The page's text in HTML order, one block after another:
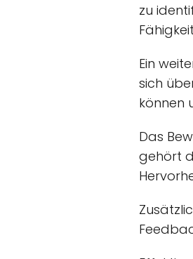
zu
Ein
sich
können
Das
gehört